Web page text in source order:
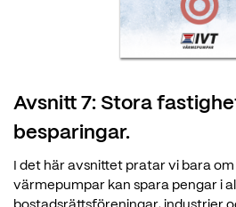
Avsnitt 7: Stora
besparingar.
I det här avsnittet pratar vi bara
värmepumpar kan spara pengar i